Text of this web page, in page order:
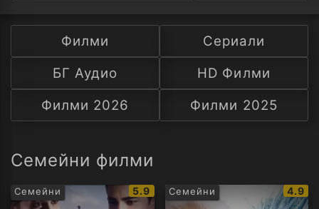
Ф
С
А
тема
Филми
Сериали
БГ Аудио
HD Филми
Филми 2026
Филми 2025
Семейни филми
Семейни
IMDb
рейтинг:
5.9 Семейни
IMDb
4.9